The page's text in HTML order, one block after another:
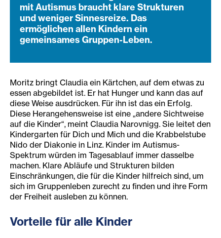
mit Autismus braucht klare Strukturen
und weniger Sinnesreize. Das
ermöglichen allen Kindern ein
gemeinsames Gruppen-Leben.
Moritz bringt Claudia ein Kärtchen, auf dem etwas zu
essen abgebildet ist. Er hat Hunger und kann das auf
diese Weise ausdrücken. Für ihn ist das ein Erfolg.
Diese Herangehensweise ist eine „andere Sichtweise
auf die Kinder“, meint Claudia Narovnigg. Sie leitet den
Kindergarten für Dich und Mich und die Krabbelstube
Nido der Diakonie in Linz. Kinder im Autismus-
Spektrum würden im Tagesablauf immer dasselbe
machen. Klare Abläufe und Strukturen bilden
Einschränkungen, die für die Kinder hilfreich sind, um
sich im Gruppenleben zurecht zu finden und ihre Form
der Freiheit ausleben zu können.
Vorteile für alle Kinder